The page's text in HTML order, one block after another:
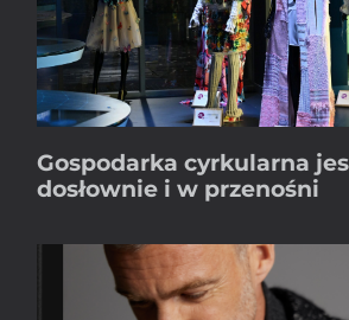
Gospodarka cyrkularna
dosłownie i w przenośni